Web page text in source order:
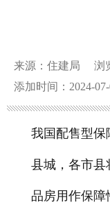
来源：住建局 浏
添加时间：2024-07-
我国配售型保
县城，各市县
品房用作保障